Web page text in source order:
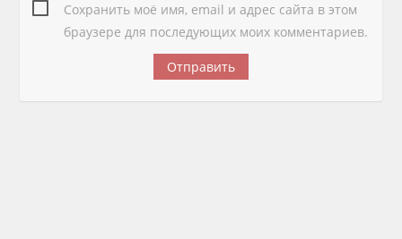
Сохранить моё имя, email и адрес сайта в этом
браузере для последующих моих комментариев.